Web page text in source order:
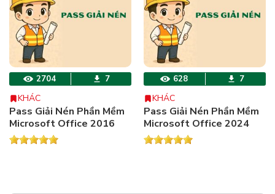
2704 7
KHÁC
Pass Giải Nén Phần Mềm
Microsoft Office 2016
628 7
KHÁC
Pass Giải Nén Phần Mềm
Microsoft Office 2024